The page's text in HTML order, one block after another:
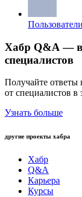
Пользователи
Хабр Q&A —
специалистов
Получайте ответы
от специалистов в
Узнать больше
другие проекты хабра
Хабр
Q&A
Карьера
Курсы